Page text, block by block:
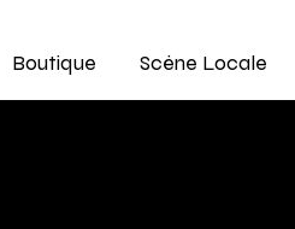
Boutique Scène Locale